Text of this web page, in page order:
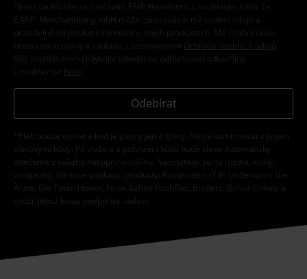
Tímto souhlasím se zasíláním EMP Newslettru a souhlasím s tím, že
E.M.P. Merchandising mbH může zpracovávat mé osobní údaje a
pravidelně mi posílat informace o svých produktech. Mé osobní údaje
budou zpracovány v souladu s ustanoveními
Ochrana osobních údajů
Můj souhlas mohu kdykoliv odvolat na odhlašovací odkaz/link.
Unsubscribe here
Odebírat
*Platí pouze online a kód je platný jen 4 týdny. Nelze kombinovat s jinými
slevovými kódy. Po vložení a potvrzení kódu bude sleva automaticky
odečtena z vašeho nákupního košíku. Nevztahuje se na média, knihy,
vstupenky, dárkové poukazy, produkty: Rammstein, (Till) Lindemann, Die
Ärzte, Die Toten Hosen, Feine Sahne Fischfilet, Broilers, Böhse Onkelz a
zboží, jehož koupí podpoříte nadaci.